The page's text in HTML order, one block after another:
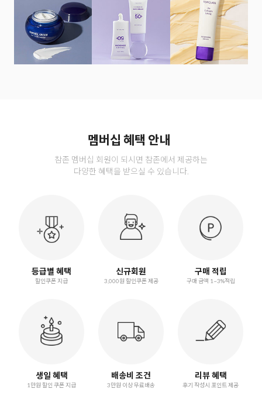
멤버십 혜택 안내
참존 멤버십 회원이 되시면 참존에서 제공하는
다양한 혜택을 받으실 수 있습니다.
등급별 혜택
할인쿠폰 지급
신규회원
3,000원 할인쿠폰 제공
구매 적립
구매 금액 1~3%적립
생일 혜택
1만원 할인 쿠폰 지급
배송비 조건
3만원 이상 무료배송
리뷰 혜택
후기 작성시 포인트 제공